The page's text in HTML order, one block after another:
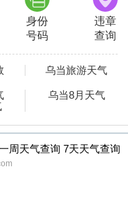
身份
号码
违章
查询
乌当旅游天气
乌当8月天气
周天气查询 7天天气查询